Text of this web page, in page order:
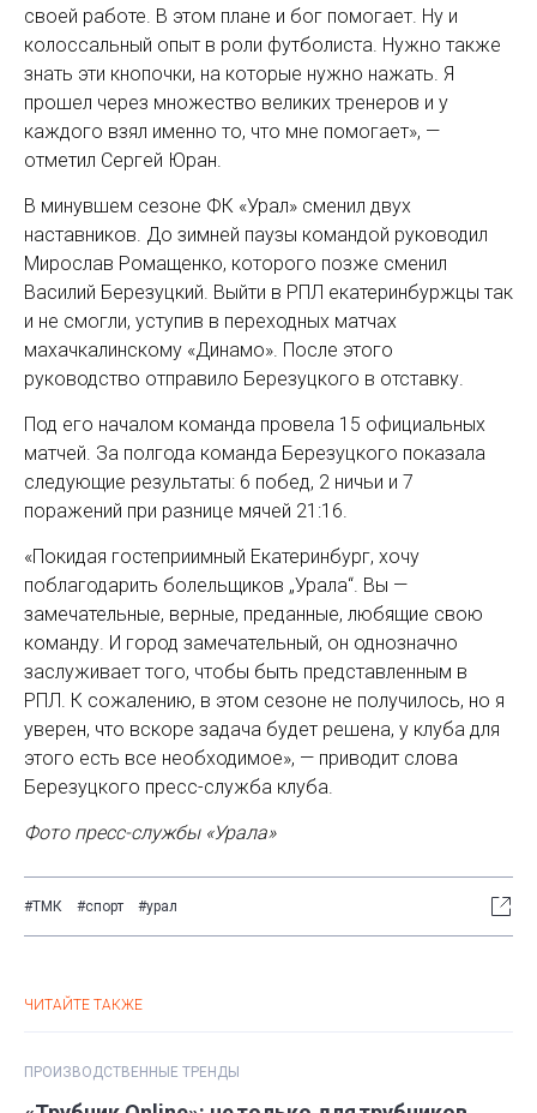
своей работе. В этом плане и бог помогает. Ну и
колоссальный опыт в роли футболиста. Нужно также
знать эти кнопочки, на которые нужно нажать. Я
прошел через множество великих тренеров и у
каждого взял именно то, что мне помогает», —
отметил Сергей Юран.
В минувшем сезоне ФК «Урал» сменил двух
наставников. До зимней паузы командой руководил
Мирослав Ромащенко, которого позже сменил
Василий Березуцкий. Выйти в РПЛ екатеринбуржцы так
и не смогли, уступив в переходных матчах
махачкалинскому «Динамо». После этого
руководство отправило Березуцкого в отставку.
Под его началом команда провела 15 официальных
матчей. За полгода команда Березуцкого показала
следующие результаты: 6 побед, 2 ничьи и 7
поражений при разнице мячей 21:16.
«Покидая гостеприимный Екатеринбург, хочу
поблагодарить болельщиков „Урала“. Вы —
замечательные, верные, преданные, любящие свою
команду. И город замечательный, он однозначно
заслуживает того, чтобы быть представленным в
РПЛ. К сожалению, в этом сезоне не получилось, но я
уверен, что вскоре задача будет решена, у клуба для
этого есть все необходимое», — приводит слова
Березуцкого пресс-служба клуба.
Фото пресс-службы «Урала»
#ТМК #спорт #урал
ЧИТАЙТЕ ТАКЖЕ
ПРОИЗВОДСТВЕННЫЕ ТРЕНДЫ